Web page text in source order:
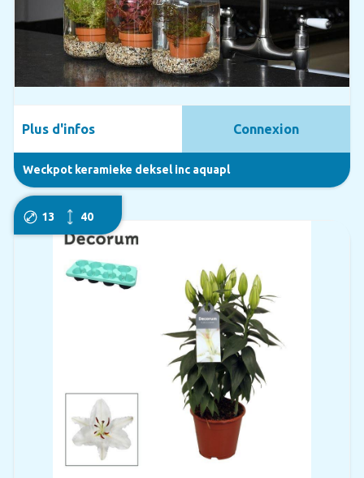
Weckpot keramieke deksel inc aquapl
Plus d'infos Connexion
13 40